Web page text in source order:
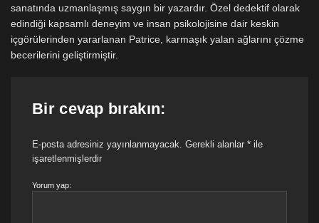
sanatında uzmanlaşmış saygın bir yazardır. Özel dedektif olarak
edindiği kapsamlı deneyim ve insan psikolojisine dair keskin
içgörülerinden yararlanan Patrice, karmaşık yalan ağlarını çözme
becerilerini geliştirmiştir.
Bir cevap bırakın:
E-posta adresiniz yayınlanmayacak. Gerekli alanlar * ile
işaretlenmişlerdir
Yorum yap: